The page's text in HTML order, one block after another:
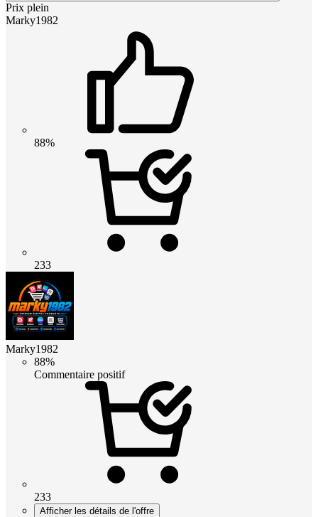
Prix plein
Marky1982
88%
233
Marky1982
88%
Commentaire positif
233
Afficher les détails de l'offre